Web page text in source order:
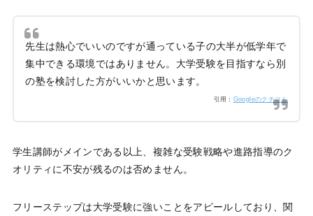
先生は熱心でいいのですが通っている子の大半が低学年で
集中できる環境ではありません。大学受験を目指すなら別
の塾を検討した方がいいかと思います。
引用： Googleのクチコミ
学生講師がメインである以上、複雑な受験戦略や進路指導のク
オリティに不安が残るのは否めません。
フリーステップは大学受験に強いことをアピールしており、関